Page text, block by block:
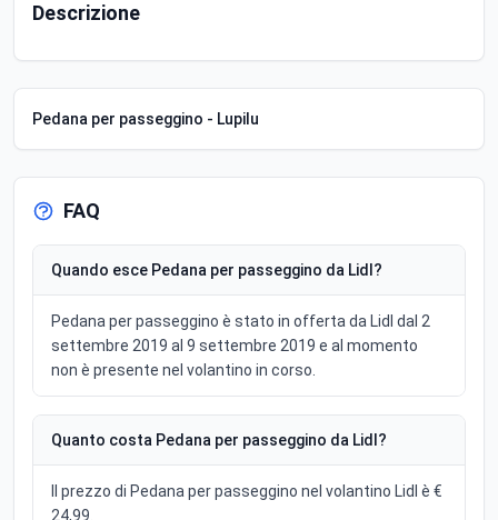
Descrizione
Pedana per passeggino - Lupilu
FAQ
Quando esce Pedana per passeggino da Lidl?
Pedana per passeggino è stato in offerta da Lidl dal 2
settembre 2019 al 9 settembre 2019 e al momento
non è presente nel volantino in corso.
Quanto costa Pedana per passeggino da Lidl?
Il prezzo di Pedana per passeggino nel volantino Lidl è €
24,99.